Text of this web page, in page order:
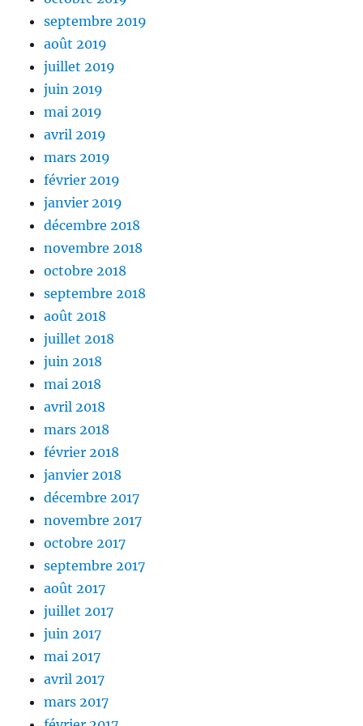
septembre 2019
août 2019
juillet 2019
juin 2019
mai 2019
avril 2019
mars 2019
février 2019
janvier 2019
décembre 2018
novembre 2018
octobre 2018
septembre 2018
août 2018
juillet 2018
juin 2018
mai 2018
avril 2018
mars 2018
février 2018
janvier 2018
décembre 2017
novembre 2017
octobre 2017
septembre 2017
août 2017
juillet 2017
juin 2017
mai 2017
avril 2017
mars 2017